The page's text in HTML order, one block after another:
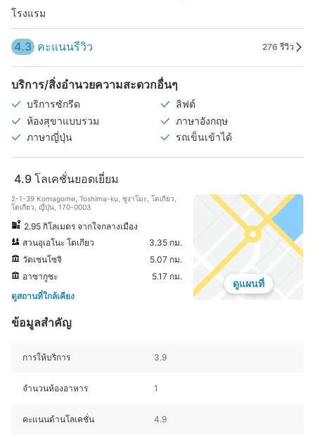
โรงแรม
4.3 คะแนนรีวิว 276 รีวิว
บริการ/สิ่งอำนวยความสะดวกอื่นๆ
บริการซักรีด
ลิฟต์
ห้องสุขาแบบรวม
ภาษาอังกฤษ
ภาษาญี่ปุ่น
รถเข็นเข้าได้
4.9 โลเคชั่นยอดเยี่ยม
2-1-39 Komagome, Toshima-ku, ซูงาโมะ, โตเกียว,
โตเกียว, ญี่ปุ่น, 170-0003
2.95 กิโลเมตร จากใจกลางเมือง
สวนอุเอโนะ โตเกียว
3.35 กม.
วัดเซนโซจิ
5.07 กม.
อาซากูซะ
5.17 กม.
ดูสถานที่ใกล้เคียง
ดูแผนที่
ข้อมูลสำคัญ
การให้บริการ 3.9
จำนวนห้องอาหาร 1
คะแนนด้านโลเคชั่น 4.9